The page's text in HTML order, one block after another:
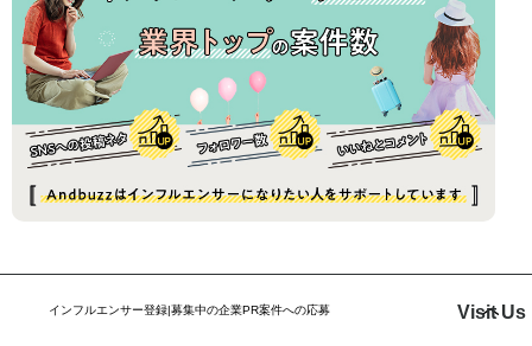
インフルエンサー登録|募集中の企業PR案件への応募 Visit Us